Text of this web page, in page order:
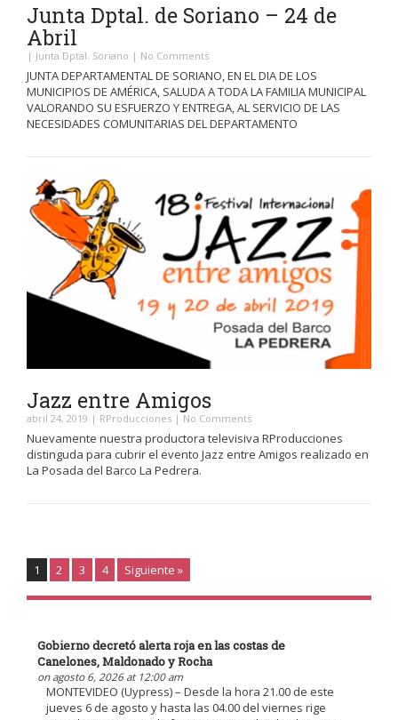
Junta Dptal. de Soriano – 24 de
Abril
| Junta Dptal. Soriano | No Comments
JUNTA DEPARTAMENTAL DE SORIANO, EN EL DIA DE LOS
MUNICIPIOS DE AMÉRICA, SALUDA A TODA LA FAMILIA MUNICIPAL
VALORANDO SU ESFUERZO Y ENTREGA, AL SERVICIO DE LAS
NECESIDADES COMUNITARIAS DEL DEPARTAMENTO
Jazz entre Amigos
abril 24, 2019 | RProducciones | No Comments
Nuevamente nuestra productora televisiva RProducciones
distinguda para cubrir el evento Jazz entre Amigos realizado en
La Posada del Barco La Pedrera.
1 2 3 4 Siguiente »
Gobierno decretó alerta roja en las costas de
Canelones, Maldonado y Rocha
on agosto 6, 2026 at 12:00 am
MONTEVIDEO (Uypress) – Desde la hora 21.00 de este
jueves 6 de agosto y hasta las 04.00 del viernes rige